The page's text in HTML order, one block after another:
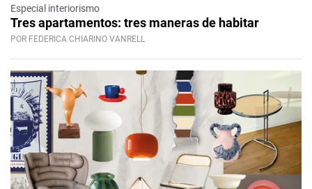
Especial interiorismo
Tres apartamentos: tres maneras de habitar
POR FEDERICA CHIARINO VANRELL